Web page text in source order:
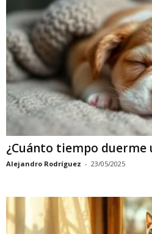
¿Cuánto tiempo duerme
Alejandro Rodríguez - 23/05/2025